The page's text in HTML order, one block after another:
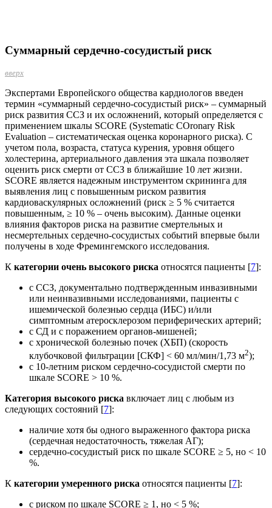
Суммарный сердечно-сосудистый риск
вверх
Экспертами Европейского общества кардиологов введен
термин «суммарный сердечно-сосудистый риск» – суммарный
риск развития ССЗ и их осложнений, который определяется с
применением шкалы SCORE (Systematic COronary Risk
Evaluation – систематическая оценка коронарного риска). С
учетом пола, возраста, статуса курения, уровня общего
холестерина, артериального давления эта шкала позволяет
оценить риск смерти от ССЗ в ближайшие 10 лет жизни.
SCORE является надежным инструментом скрининга для
выявления лиц с повышенным риском развития
кардиоваскулярных осложнений (риск ≥ 5 % считается
повышенным, ≥ 10 % – очень высоким). Данные оценки
влияния факторов риска на развитие смертельных и
несмертельных сердечно-сосудистых событий впервые были
получены в ходе Фремингемского исследования.
К категории очень высокого риска относятся пациенты [7]:
с ССЗ, документально подтвержденным инвазивными
или неинвазивными исследованиями, пациенты с
ишемической болезнью сердца (ИБС) и/или
симптомным атеросклерозом периферических артерий;
с СД и с поражением органов-мишеней;
с хронической болезнью почек (ХБП) (скорость
клубочковой фильтрации [СКФ] < 60 мл/мин/1,73 м2);
с 10-летним риском сердечно-сосудистой смерти по
шкале SCORE > 10 %.
Категория высокого риска включает лиц с любым из
следующих состояний [7]:
наличие хотя бы одного выраженного фактора риска
(сердечная недостаточность, тяжелая АГ);
сердечно-сосудистый риск по шкале SCORE ≥ 5, но < 10
%.
К категории умеренного риска относятся пациенты [7]:
с риском по шкале SCORE ≥ 1, но < 5 %;